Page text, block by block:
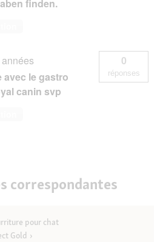
finden.
avec le gastro
canin svp
0
réponses
correspondantes
pour chat
Gold